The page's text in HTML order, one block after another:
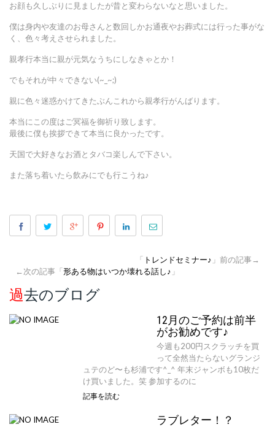
お顔も久しぶりに見ましたが昔と変わらないなと思いました。
僕は身内や友達のお母さんと数回しかお通夜やお葬式には行った事がな
く、色々考えさせられました。
親孝行本当に親が元気なうちにしなきゃとか！
でもそれが中々できない(~_~;)
親に色々迷惑かけてきたぶんこれから親孝行がんばります。
本当にこの度はご冥福を御祈り致します。
最後に僕も挨拶できて本当に良かったです。
天国で大好きなお酒とタバコ楽しんで下さい。
また落ち着いたら飲みにでも行こうね♪
「 トレンドセミナー♪ 」前の記事→
←次の記事「形ある物はいつか壊れる話し♪ 」
過去のブログ
12月のご予約は前半
がお勧めです♪
今週も200円スクラッチを買
って全然当たらないグランジ
ュテのど〜も杉浦です^_^ 年末ジャンボも10枚だ
け買いました。笑 参加するのに
記事を読む
ラブレター！？